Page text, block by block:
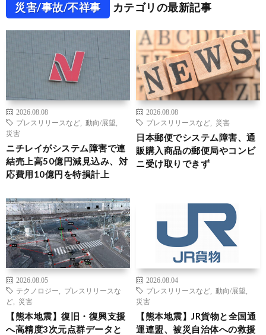
災害/事故/不祥事 カテゴリの最新記事
2026.08.08
プレスリリースなど
動向/展望
災害
ニチレイがシステム障害で連
結売上高50億円減見込み、対
応費用10億円を特損計上
2026.08.08
プレスリリースなど
災害
日本郵便でシステム障害、通
販購入商品の郵便局やコンビ
ニ受け取りできず
2026.08.05
テクノロジー
プレスリリースな
ど
災害
【熊本地震】復旧・復興支援
へ高精度3次元点群データと
2026.08.04
プレスリリースなど
動向/展望
災害
【熊本地震】JR貨物と全国通
運連盟、被災自治体への救援